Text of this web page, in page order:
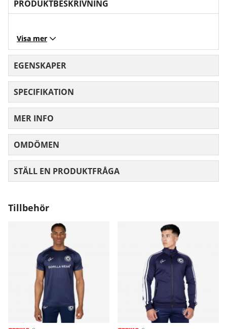
PRODUKTBESKRIVNING
Visa mer
EGENSKAPER
SPECIFIKATION
MER INFO
OMDÖMEN
STÄLL EN PRODUKTFRÅGA
Tillbehör